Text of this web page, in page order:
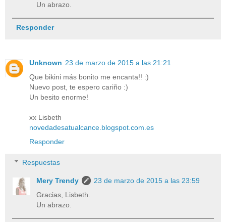
Un abrazo.
Responder
Unknown 23 de marzo de 2015 a las 21:21
Que bikini más bonito me encanta!! :)
Nuevo post, te espero cariño :)
Un besito enorme!
xx Lisbeth
novedadesatualcance.blogspot.com.es
Responder
Respuestas
Mery Trendy
23 de marzo de 2015 a las 23:59
Gracias, Lisbeth.
Un abrazo.